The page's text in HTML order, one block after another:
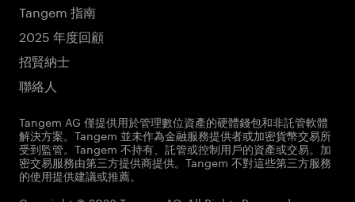
Tangem 指南
2025 年度回顧
招賢納士
聯絡人
Tangem AG 僅提供用於管理數位資產的硬體錢包和非託管軟體
解決方案。Tangem 並未作為金融服務提供者或加密貨幣交易所
受到監管。Tangem 不持有、託管或控制用戶的資產或交易。加
密交易服務由第三方提供商提供。Tangem 不對這些第三方服務
的使用提供建議或推薦。